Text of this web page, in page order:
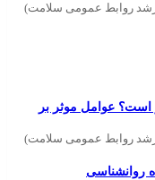
روابط عمومی سلامت)
است؟ عوامل موثر بر
روابط عمومی سلامت)
روانشناسی